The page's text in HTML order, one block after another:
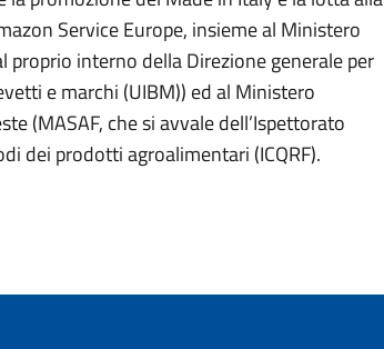
Service Europe, insieme al Ministero
proprio interno della Direzione generale per
e marchi (UIBM)) ed al Ministero
(MASAF, che si avvale dell’Ispettorato
dei prodotti agroalimentari (ICQRF).